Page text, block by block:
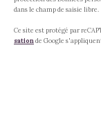
dans le champ de saisie libre.
Ce site est protégé par
sation de Google